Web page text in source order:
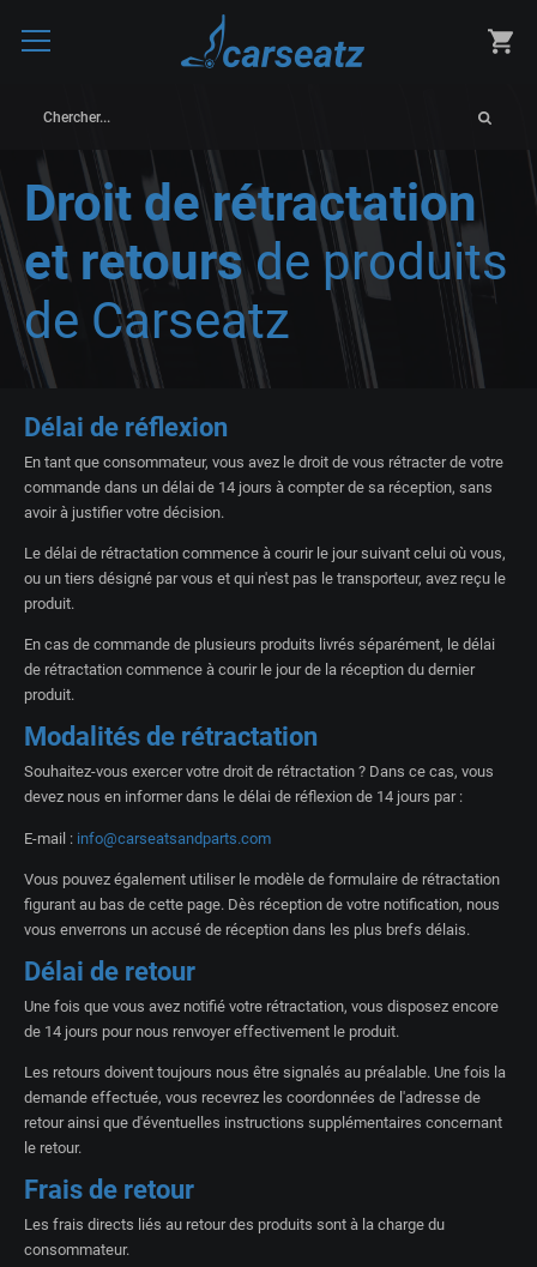
Chercher...
Droit de rétractation
et retours de produits
de Carseatz
Délai de réflexion
En tant que consommateur, vous avez le droit de vous rétracter de votre
commande dans un délai de 14 jours à compter de sa réception, sans
avoir à justifier votre décision.
Le délai de rétractation commence à courir le jour suivant celui où vous,
ou un tiers désigné par vous et qui n'est pas le transporteur, avez reçu le
produit.
En cas de commande de plusieurs produits livrés séparément, le délai
de rétractation commence à courir le jour de la réception du dernier
produit.
Modalités de rétractation
Souhaitez-vous exercer votre droit de rétractation ? Dans ce cas, vous
devez nous en informer dans le délai de réflexion de 14 jours par :
E-mail : info@carseatsandparts.com
Vous pouvez également utiliser le modèle de formulaire de rétractation
figurant au bas de cette page. Dès réception de votre notification, nous
vous enverrons un accusé de réception dans les plus brefs délais.
Délai de retour
Une fois que vous avez notifié votre rétractation, vous disposez encore
de 14 jours pour nous renvoyer effectivement le produit.
Les retours doivent toujours nous être signalés au préalable. Une fois la
demande effectuée, vous recevrez les coordonnées de l'adresse de
retour ainsi que d'éventuelles instructions supplémentaires concernant
le retour.
Frais de retour
Les frais directs liés au retour des produits sont à la charge du
consommateur.